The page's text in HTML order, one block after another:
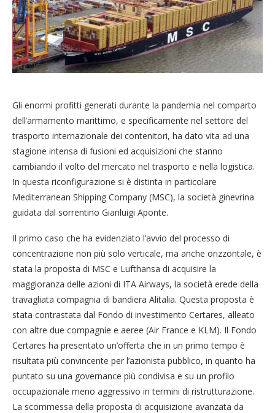
Gli enormi profitti generati durante la pandemia nel comparto
dell’armamento marittimo, e specificamente nel settore del
trasporto internazionale dei contenitori, ha dato vita ad una
stagione intensa di fusioni ed acquisizioni che stanno
cambiando il volto del mercato nel trasporto e nella logistica.
In questa riconfigurazione si è distinta in particolare
Mediterranean Shipping Company (MSC), la società ginevrina
guidata dal sorrentino Gianluigi Aponte.
Il primo caso che ha evidenziato l’avvio del processo di
concentrazione non più solo verticale, ma anche orizzontale, è
stata la proposta di MSC e Lufthansa di acquisire la
maggioranza delle azioni di ITA Airways, la società erede della
travagliata compagnia di bandiera Alitalia. Questa proposta è
stata contrastata dal Fondo di investimento Certares, alleato
con altre due compagnie e aeree (Air France e KLM). Il Fondo
Certares ha presentato un’offerta che in un primo tempo è
risultata più convincente per l’azionista pubblico, in quanto ha
puntato su una governance più condivisa e su un profilo
occupazionale meno aggressivo in termini di ristrutturazione.
La scommessa della proposta di acquisizione avanzata da